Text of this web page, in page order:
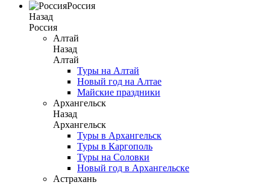
Россия
Назад
Россия
Алтай
Назад
Алтай
Туры на Алтай
Новый год на Алтае
Майские праздники
Архангельск
Назад
Архангельск
Туры в Архангельск
Туры в Каргополь
Туры на Соловки
Новый год в Архангельске
Астрахань